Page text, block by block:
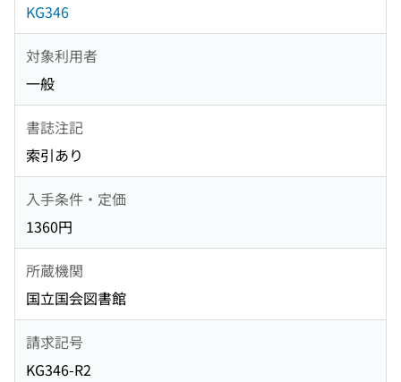
KG346
対象利用者
一般
書誌注記
索引あり
入手条件・定価
1360円
所蔵機関
国立国会図書館
請求記号
KG346-R2